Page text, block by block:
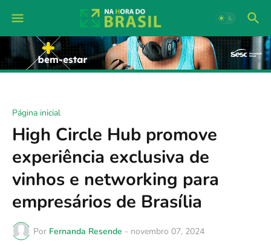
Página inicial
High Circle Hub promove
experiência exclusiva de
vinhos e networking para
empresários de Brasília
Por Fernanda Resende - novembro 07, 2024